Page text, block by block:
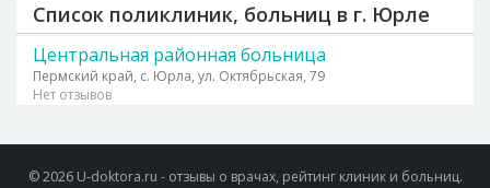
Список поликлиник, больниц в г. Юрле
Центральная районная больница
Пермский край, с. Юрла, ул. Октябрьская, 79
Нет отзывов
© 2026 U-doktora.ru - отзывы о врачах, рейтинг клиник и больниц.